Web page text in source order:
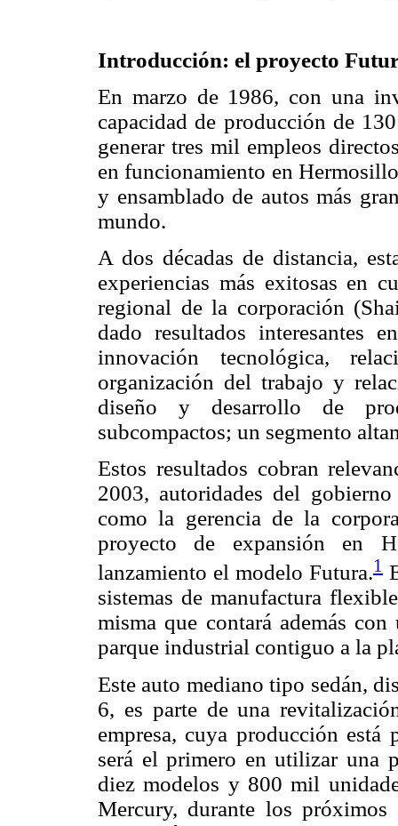
Introducción: el proyecto
En marzo de 1986, con una
capacidad de producción de
generar tres mil empleos
en funcionamiento en
y ensamblado de autos más
mundo.
A dos décadas de distancia,
experiencias más exitosas en
regional de la corporación
dado resultados interesantes
innovación tecnológica,
organización del trabajo y
diseño y desarrollo de
subcompactos; un segmento
Estos resultados cobran
2003, autoridades del
como la gerencia de la
proyecto de expansión en
lanzamiento el modelo Futura.1
sistemas de manufactura
misma que contará además
parque industrial contiguo a la
Este auto mediano tipo sedán,
6, es parte de una
empresa, cuya producción
será el primero en utilizar una
diez modelos y 800 mil
Mercury, durante los